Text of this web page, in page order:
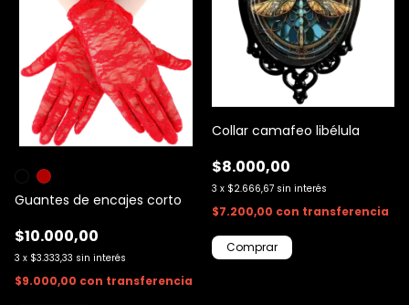
Guantes de encajes corto
$10.000,00
3 x $3.333,33 sin interés
$9.000,00 con transferencia
Collar camafeo libélula
$8.000,00
3 x $2.666,67 sin interés
$7.200,00 con transferencia